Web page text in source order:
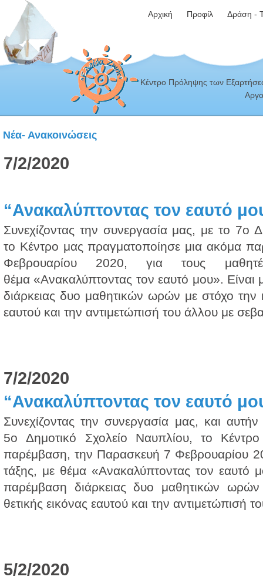
Αρχική Προφίλ Δράση -
Κέντρο Πρόληψης των
Νέα- Ανακοινώσεις
7/2/2020
“Ανακαλύπτοντας τον εαυτό
Συνεχίζοντας την συνεργασία μας, με το 7ο
το Κέντρο μας πραγματοποίησε μια ακόμα
Φεβρουαρίου 2020, για τους
θέμα «Ανακαλύπτοντας τον εαυτό μου».
διάρκειας δυο μαθητικών ωρών με στόχο την
εαυτού και την αντιμετώπισή του άλλου με
7/2/2020
“Ανακαλύπτοντας τον εαυτό
Συνεχίζοντας την συνεργασία μας, και
5ο Δημοτικό Σχολείο Ναυπλίου, το
παρέμβαση, την Παρασκευή 7 Φεβρουαρίου
τάξης, με θέμα «Ανακαλύπτοντας τον εαυτό
παρέμβαση διάρκειας δυο μαθητικών ωρών
θετικής εικόνας εαυτού και την αντιμετώπισή
5/2/2020